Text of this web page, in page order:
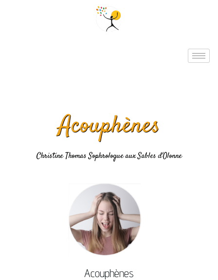
Acouphènes
Christine Thomas Sophrologue aux Sables d'Olonne
Acouphènes